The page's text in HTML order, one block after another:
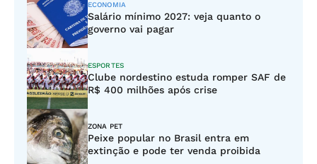
ECONOMIA
Salário mínimo 2027: veja quanto o
governo vai pagar
ESPORTES
Clube nordestino estuda romper SAF de
R$ 400 milhões após crise
ZONA PET
Peixe popular no Brasil entra em
extinção e pode ter venda proibida